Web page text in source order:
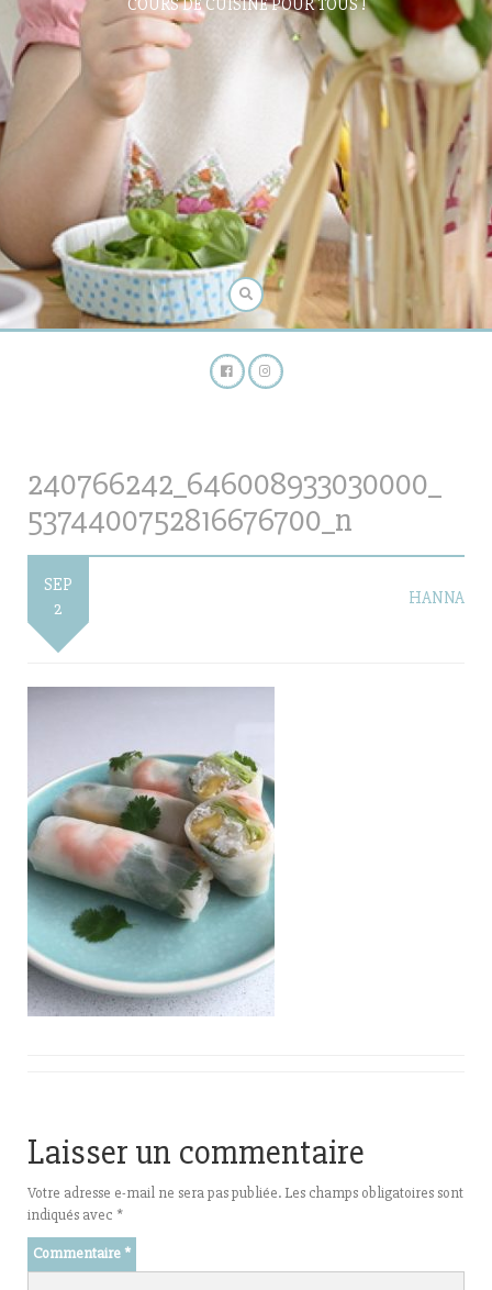
COURS DE CUISINE POUR TOUS !
240766242_646008933030000_
5374400752816676700_n
SEP
2
HANNA
Laisser un commentaire
Votre adresse e-mail ne sera pas publiée. Les champs obligatoires sont
indiqués avec *
Commentaire *